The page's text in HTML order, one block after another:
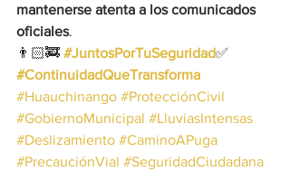
mantenerse atenta a los comunicados
oficiales.
👨🏻‍🚒 #JuntosPorTuSeguridad✅
#ContinuidadQueTransforma
#Huauchinango #ProtecciónCivil
#GobiernoMunicipal #LluviasIntensas
#Deslizamiento #CaminoAPuga
#PrecauciónVial #SeguridadCiudadana